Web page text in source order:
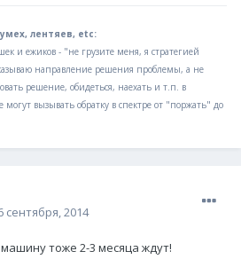
лентяев, etc:
и ежиков - "не грузите меня, я стратегией
направление решения проблемы, а не
решение, обидеться, наехать и т.п. в
вызывать обратку в спектре от "поржать" до
сентября, 2014
тоже 2-3 месяца ждут!